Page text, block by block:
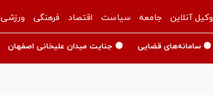
وکیل آنلاین جامعه سیاست اقتصاد فرهنگی ورزشی
🟡 سامانه‌های قضایی 🟡 جنایت میدان علیخانی اصفهان